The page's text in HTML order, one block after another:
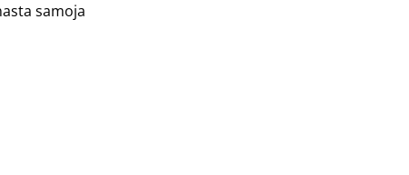
samoja